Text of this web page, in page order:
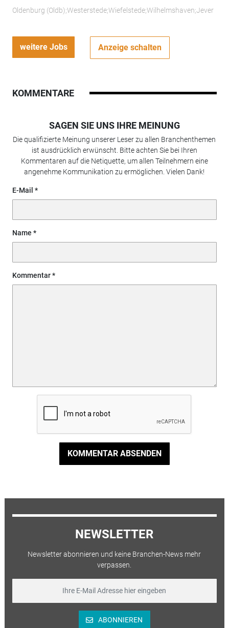
Oldenburg (Oldb);Westerstede;Wiefelstede;Wilhelmshaven;Jever
weitere Jobs Anzeige schalten
KOMMENTARE
SAGEN SIE UNS IHRE MEINUNG
Die qualifizierte Meinung unserer Leser zu allen Branchenthemen
ist ausdrücklich erwünscht. Bitte achten Sie bei Ihren
Kommentaren auf die Netiquette, um allen Teilnehmern eine
angenehme Kommunikation zu ermöglichen. Vielen Dank!
E-Mail
Name
Kommentar
KOMMENTAR ABSENDEN
NEWSLETTER
Newsletter abonnieren und keine Branchen-News mehr
verpassen.
ABONNIEREN